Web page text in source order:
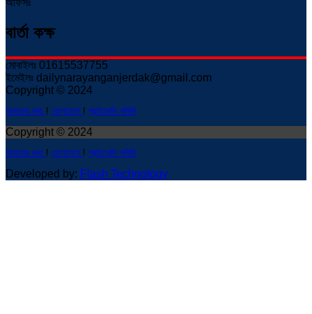
বার্তা কক্ষ
মোবাইলঃ 01615537755
ইমেইলঃ dailynarayanganjerdak@gmail.com
Copyright © 2024
আমাদের কথা ! যোগাযোগ ! প্রাইভেসি পলিসি
Copyright © 2024
আমাদের কথা ! যোগাযোগ ! প্রাইভেসি পলিসি
Developed by: Flash Technology